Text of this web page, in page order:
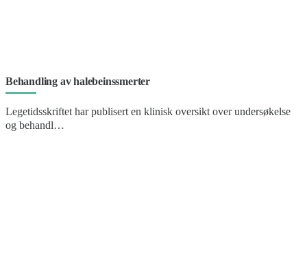
Behandling av halebeinssmerter
Legetidsskriftet har publisert en klinisk oversikt over undersøkelse
og behandl…